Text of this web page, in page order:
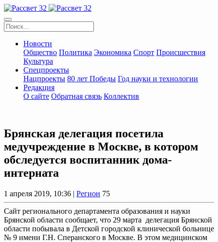
Новости
Общество Политика Экономика Спорт Происшествия
Культура
Спецпроекты
Нацпроекты 80 лет Победы Год науки и технологии
Редакция
О сайте Обратная связь Коллектив
Брянская делегация посетила
медучреждение в Москве, в котором
обследуется воспитанник дома-
интерната
1 апреля 2019, 10:36 | Регион 75
Сайт регионального департамента образования и науки
Брянской области сообщает, что 29 марта делегация Брянской
области побывала в Детской городской клинической больнице
№ 9 имени Г.Н. Сперанского в Москве. В этом медицинском